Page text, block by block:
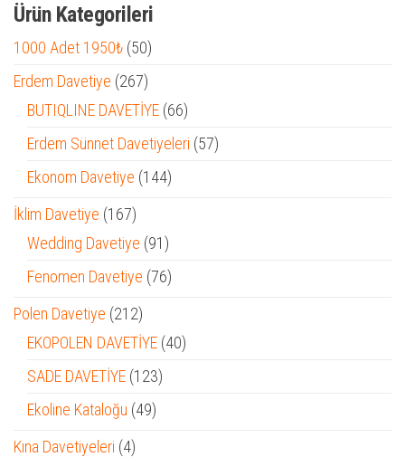
Ürün Kategorileri
1000 Adet 1950₺ 5050
Erdem Davetiye 267267
ürün
BUTIQLINE DAVETİYE 6666
ürün
Erdem Sünnet Davetiyeleri 5757
Ekonom Davetiye 144144
İklim Davetiye 167167
ürün
Wedding Davetiye 9191
ürün
Fenomen Davetiye 7676
Polen Davetiye 212212
ürün
EKOPOLEN DAVETİYE 4040
SADE DAVETİYE 123123
Ekoline Kataloğu 4949
Kına Davetiyeleri 44